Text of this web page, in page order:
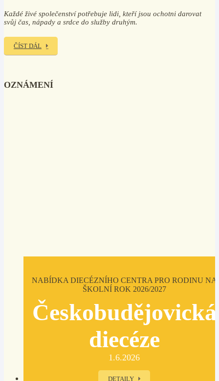
Každé živé společenství potřebuje lidi, kteří jsou ochotni darovat
svůj čas, nápady a srdce do služby druhým.
ČÍST DÁL
OZNÁMENÍ
NABÍDKA DIECÉZNÍHO CENTRA PRO RODINU NA
ŠKOLNÍ ROK 2026/2027
Českobudějovická
diecéze
1.6.2026
DETAILY